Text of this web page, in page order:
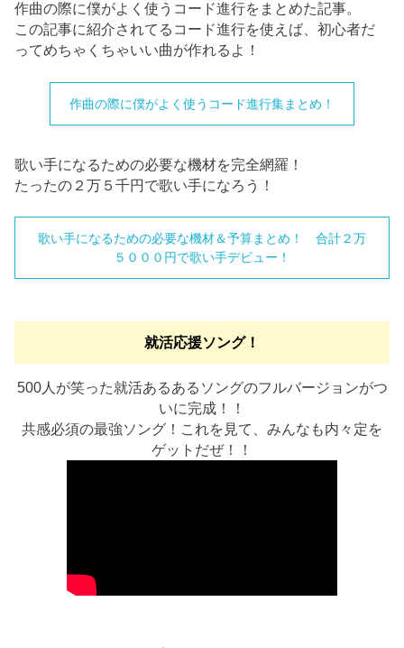
作曲の際に僕がよく使うコード進行をまとめた記事。
この記事に紹介されてるコード進行を使えば、初心者だ
ってめちゃくちゃいい曲が作れるよ！
作曲の際に僕がよく使うコード進行集まとめ！
歌い手になるための必要な機材を完全網羅！
たったの２万５千円で歌い手になろう！
歌い手になるための必要な機材＆予算まとめ！ 合計２万
５０００円で歌い手デビュー！
就活応援ソング！
500人が笑った就活あるあるソングのフルバージョンがつ
いに完成！！
共感必須の最強ソング！これを見て、みんなも内々定を
ゲットだぜ！！